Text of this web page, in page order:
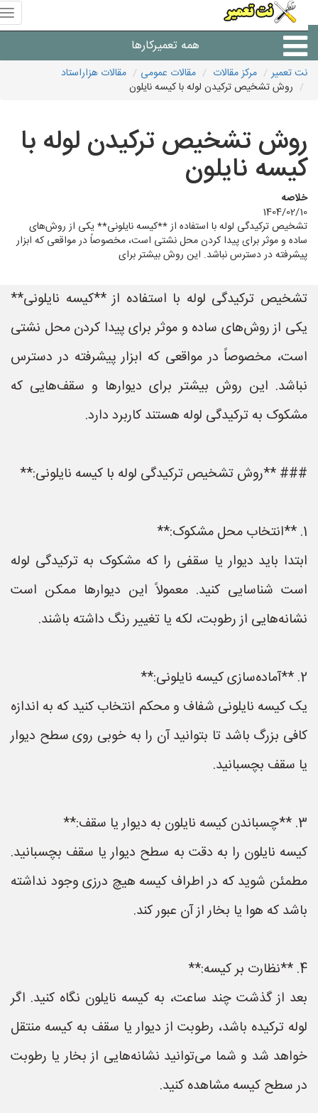
همه تعمیرکارها
شرکت های تعمیرات لوازم
نت تعمیر مرکز مقالات مقالات عمومی
مقالات هزاراستاد
روش تشخیص ترکیدن لوله با کیسه نایلون
روش تشخیص ترکیدن لوله با
کیسه نایلون
خلاصه
1404/02/10
تشخیص ترکیدگی لوله با استفاده از **کیسه نایلونی** یکی از روش‌های
ساده و موثر برای پیدا کردن محل نشتی است، مخصوصاً در مواقعی که ابزار
پیشرفته در دسترس نباشد. این روش بیشتر برای
تشخیص ترکیدگی لوله با استفاده از **کیسه نایلونی**
یکی از روش‌های ساده و موثر برای پیدا کردن محل نشتی
است، مخصوصاً در مواقعی که ابزار پیشرفته در دسترس
نباشد. این روش بیشتر برای دیوارها و سقف‌هایی که
مشکوک به ترکیدگی لوله هستند کاربرد دارد.
### **روش تشخیص ترکیدگی لوله با کیسه نایلونی:**
ابتدا باید دیوار یا سقفی را که مشکوک به ترکیدگی لوله
است شناسایی کنید. معمولاً این دیوارها ممکن است
نشانه‌هایی از رطوبت، لکه یا تغییر رنگ داشته باشند.
یک کیسه نایلونی شفاف و محکم انتخاب کنید که به اندازه
کافی بزرگ باشد تا بتوانید آن را به خوبی روی سطح دیوار
یا سقف بچسبانید.
کیسه نایلون را به دقت به سطح دیوار یا سقف بچسبانید.
مطمئن شوید که در اطراف کیسه هیچ درزی وجود نداشته
باشد که هوا یا بخار از آن عبور کند.
بعد از گذشت چند ساعت، به کیسه نایلون نگاه کنید. اگر
لوله ترکیده باشد، رطوبت از دیوار یا سقف به کیسه منتقل
خواهد شد و شما می‌توانید نشانه‌هایی از بخار یا رطوبت
در سطح کیسه مشاهده کنید.